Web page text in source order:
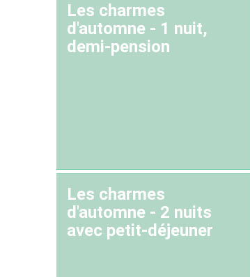
Les charmes
d'automne - 1 nuit,
demi-pension
Les charmes
d'automne - 2 nuits
avec petit-déjeuner